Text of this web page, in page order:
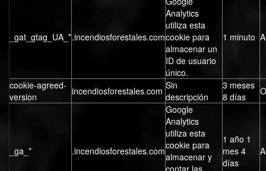
_gat_gtag_UA_*.incendiosforestales.com
Analytics
utiliza esta
cookie para
almacenar un
ID de usuario
único.
1 minuto
cookie-agreed-
version
incendiosforestales.com Sin
descripción
3 meses
8 días
_ga_* .incendiosforestales.com
Google
Analytics
utiliza esta
cookie para
almacenar y
1 año 1
mes 4
días